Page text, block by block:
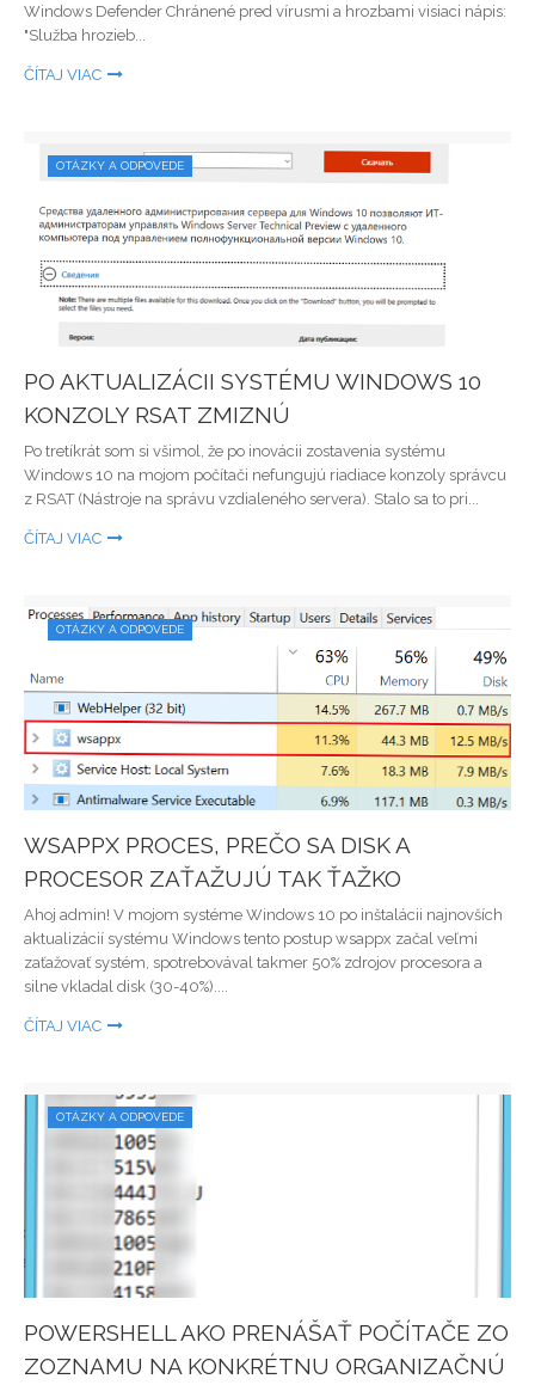
Windows Defender Chránené pred vírusmi a hrozbami visiaci nápis:
"Služba hrozieb...
ČÍTAJ VIAC
OTÁZKY A ODPOVEDE
PO AKTUALIZÁCII SYSTÉMU WINDOWS 10
KONZOLY RSAT ZMIZNÚ
Po tretíkrát som si všimol, že po inovácii zostavenia systému
Windows 10 na mojom počítači nefungujú riadiace konzoly správcu
z RSAT (Nástroje na správu vzdialeného servera). Stalo sa to pri...
ČÍTAJ VIAC
OTÁZKY A ODPOVEDE
WSAPPX PROCES, PREČO SA DISK A
PROCESOR ZAŤAŽUJÚ TAK ŤAŽKO
Ahoj admin! V mojom systéme Windows 10 po inštalácii najnovších
aktualizácií systému Windows tento postup wsappx začal veľmi
zaťažovať systém, spotrebovával takmer 50% zdrojov procesora a
silne vkladal disk (30-40%)....
ČÍTAJ VIAC
OTÁZKY A ODPOVEDE
POWERSHELL AKO PRENÁŠAŤ POČÍTAČE ZO
ZOZNAMU NA KONKRÉTNU ORGANIZAČNÚ